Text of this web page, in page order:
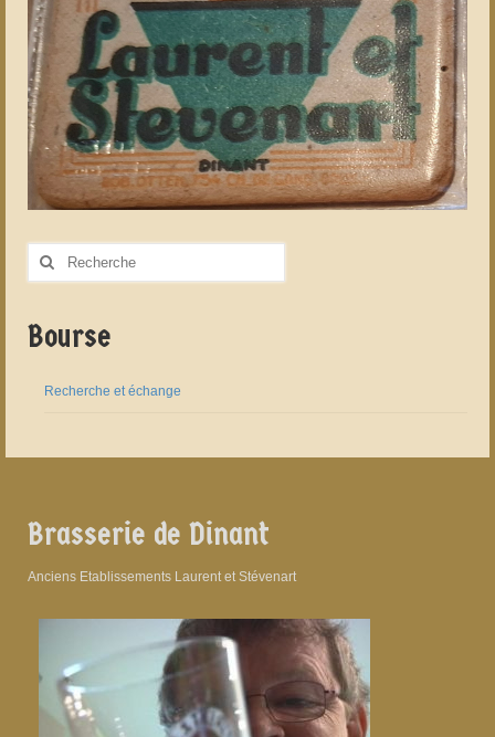
Rechercher
Bourse
Recherche et échange
Brasserie de Dinant
Anciens Etablissements Laurent et Stévenart